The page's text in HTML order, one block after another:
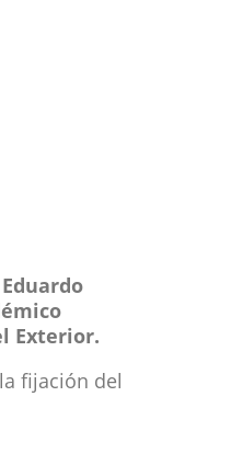
Exterior.
fijación del